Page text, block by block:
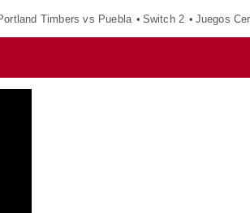
Timbers vs Puebla Switch 2 Juegos